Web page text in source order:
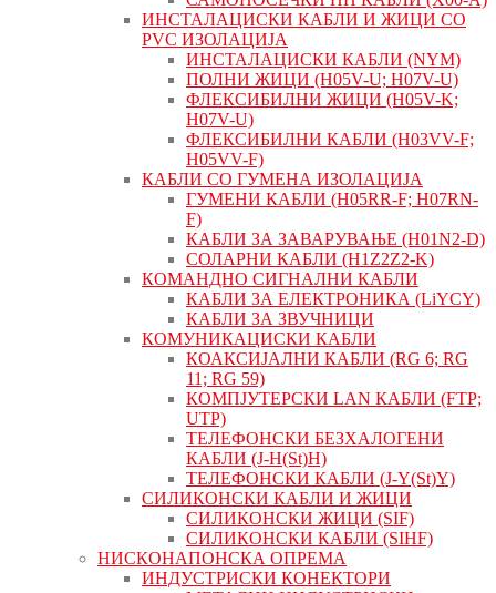
ИНСТАЛАЦИСКИ КАБЛИ И ЖИЦИ СО
PVC ИЗОЛАЦИЈА
ИНСТАЛАЦИСКИ КАБЛИ (NYM)
ПОЛНИ ЖИЦИ (H05V-U; H07V-U)
ФЛЕКСИБИЛНИ ЖИЦИ (H05V-K;
H07V-U)
ФЛЕКСИБИЛНИ КАБЛИ (H03VV-F;
H05VV-F)
КАБЛИ СО ГУМЕНА ИЗОЛАЦИЈА
ГУМЕНИ КАБЛИ (H05RR-F; H07RN-
F)
КАБЛИ ЗА ЗАВАРУВАЊЕ (H01N2-D)
СОЛАРНИ КАБЛИ (H1Z2Z2-K)
КОМАНДНО СИГНАЛНИ КАБЛИ
КАБЛИ ЗА ЕЛЕКТРОНИКА (LiYCY)
КАБЛИ ЗА ЗВУЧНИЦИ
КОМУНИКАЦИСКИ КАБЛИ
КОАКСИЈАЛНИ КАБЛИ (RG 6; RG
11; RG 59)
КОМПЈУТЕРСКИ LAN КАБЛИ (FTP;
UTP)
ТЕЛЕФОНСКИ БЕЗХАЛОГЕНИ
КАБЛИ (J-H(St)H)
ТЕЛЕФОНСКИ КАБЛИ (J-Y(St)Y)
СИЛИКОНСКИ КАБЛИ И ЖИЦИ
СИЛИКОНСКИ ЖИЦИ (SIF)
СИЛИКОНСКИ КАБЛИ (SIHF)
НИСКОНАПОНСКА ОПРЕМА
ИНДУСТРИСКИ КОНЕКТОРИ